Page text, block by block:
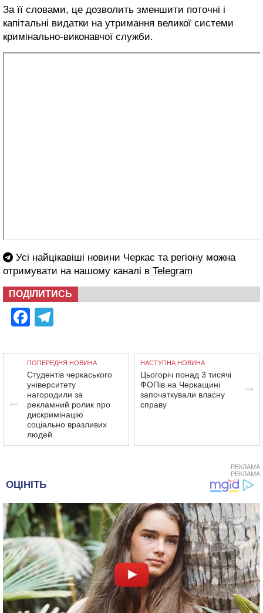
За її словами, це дозволить зменшити поточні і
капітальні видатки на утримання великої системи
кримінально-виконавчої служби.
Усі найцікавіші новини Черкас та регіону можна
отримувати на нашому каналі в Telegram
ПОДІЛИТИСЬ
Facebook
ПОПЕРЕДНЯ НОВИНА
Студентів черкаського
університету
нагородили за
рекламний ролик про
дискримінацію
соціально вразливих
людей
НАСТУПНА НОВИНА
Цьогоріч понад 3 тисячі
ФОПів на Черкащині
започаткували власну
справу
РЕКЛАМА
РЕКЛАМА